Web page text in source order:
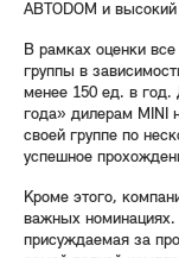
АВТОDOM и высокий
В рамках оценки
группы в
менее 150 ед. в год.
года» дилерам MINI
своей группе по
успешное
Кроме этого,
важных номинациях.
присуждаемая за